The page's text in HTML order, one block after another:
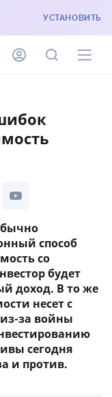
УСТАНОВИТЬ
способ
со
будет
доход. В то же
несет с
за войны
сегодня
и против.